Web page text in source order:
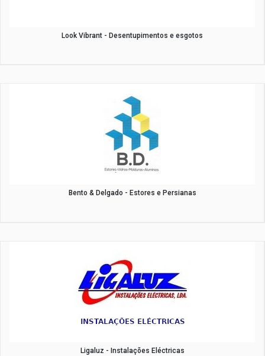
Look Vibrant - Desentupimentos e esgotos
Bento & Delgado - Estores e Persianas
Ligaluz - Instalações Eléctricas